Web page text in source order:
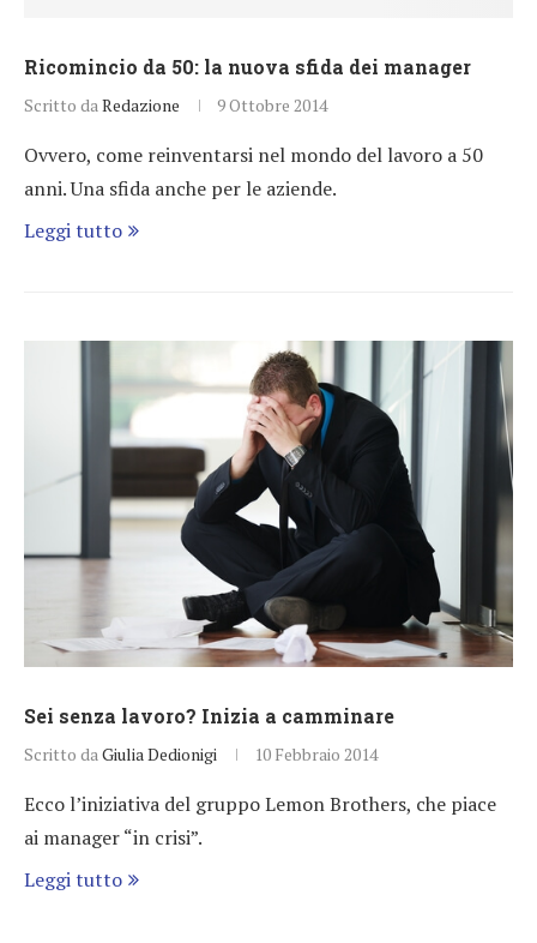
Ricomincio da 50: la nuova sfida dei manager
Scritto da Redazione 9 Ottobre 2014
Ovvero, come reinventarsi nel mondo del lavoro a 50
anni. Una sfida anche per le aziende.
Leggi tutto
Sei senza lavoro? Inizia a camminare
Scritto da Giulia Dedionigi 10 Febbraio 2014
Ecco l’iniziativa del gruppo Lemon Brothers, che piace
ai manager “in crisi”.
Leggi tutto